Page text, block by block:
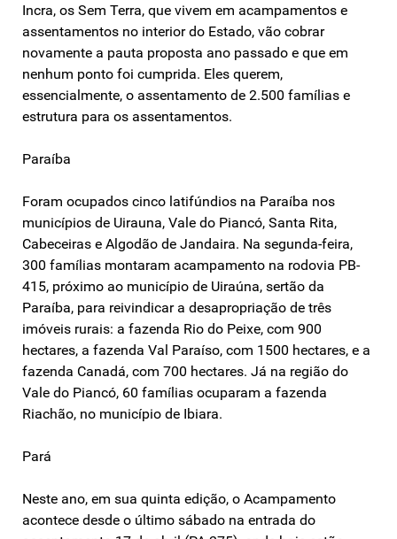
Incra, os Sem Terra, que vivem em acampamentos e
assentamentos no interior do Estado, vão cobrar
novamente a pauta proposta ano passado e que em
nenhum ponto foi cumprida. Eles querem,
essencialmente, o assentamento de 2.500 famílias e
estrutura para os assentamentos.
Paraíba
Foram ocupados cinco latifúndios na Paraíba nos
municípios de Uirauna, Vale do Piancó, Santa Rita,
Cabeceiras e Algodão de Jandaira. Na segunda-feira,
300 famílias montaram acampamento na rodovia PB-
415, próximo ao município de Uiraúna, sertão da
Paraíba, para reivindicar a desapropriação de três
imóveis rurais: a fazenda Rio do Peixe, com 900
hectares, a fazenda Val Paraíso, com 1500 hectares, e a
fazenda Canadá, com 700 hectares. Já na região do
Vale do Piancó, 60 famílias ocuparam a fazenda
Riachão, no município de Ibiara.
Pará
Neste ano, em sua quinta edição, o Acampamento
acontece desde o último sábado na entrada do